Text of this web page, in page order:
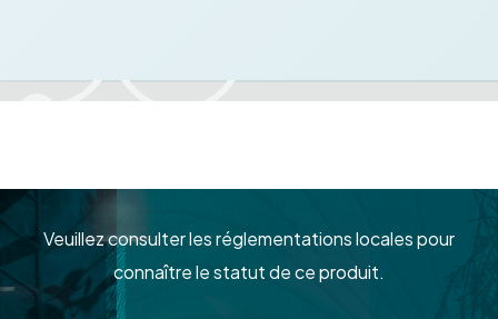
Veuillez consulter les réglementations locales pour
connaître le statut de ce produit.